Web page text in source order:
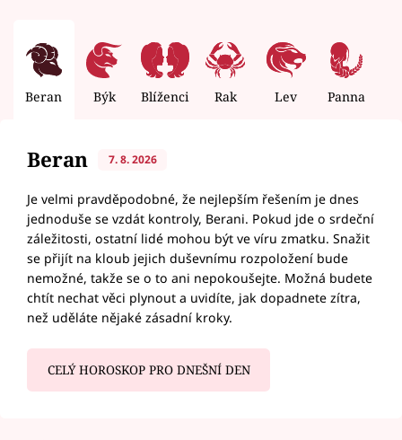
Beran Býk Blíženci Rak Lev Panna
Beran 7. 8. 2026
Je velmi pravděpodobné, že nejlepším řešením je dnes
jednoduše se vzdát kontroly, Berani. Pokud jde o srdeční
záležitosti, ostatní lidé mohou být ve víru zmatku. Snažit
se přijít na kloub jejich duševnímu rozpoložení bude
nemožné, takže se o to ani nepokoušejte. Možná budete
chtít nechat věci plynout a uvidíte, jak dopadnete zítra,
než uděláte nějaké zásadní kroky.
CELÝ HOROSKOP PRO DNEŠNÍ DEN